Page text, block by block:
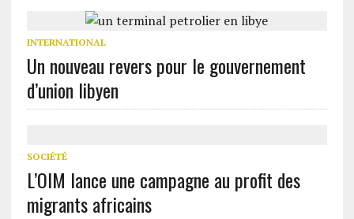
INTERNATIONAL
Un nouveau revers pour le gouvernement
d’union libyen
SOCIÉTÉ
L’OIM lance une campagne au profit des
migrants africains